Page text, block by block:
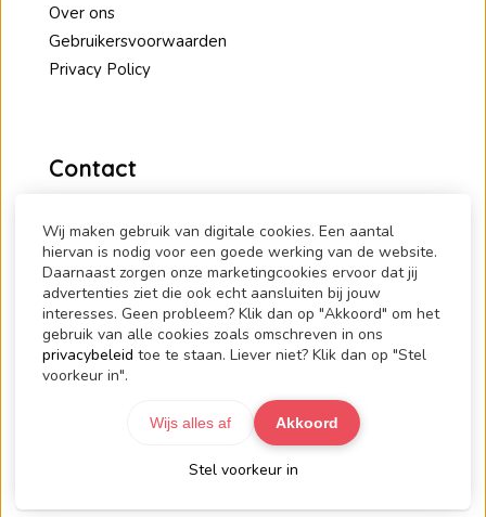
Over ons
Gebruikersvoorwaarden
Privacy Policy
Contact
De Pas 90
6836 HM Arnhem
+31 6 519 910 57 (alleen SMS)
info@1-2-communicate.nl
Wij maken gebruik van digitale cookies. Een aantal
hiervan is nodig voor een goede werking van de website.
Daarnaast zorgen onze marketingcookies ervoor dat jij
advertenties ziet die ook echt aansluiten bij jouw
interesses. Geen probleem? Klik dan op "Akkoord" om het
gebruik van alle cookies zoals omschreven in ons
privacybeleid toe te staan. Liever niet? Klik dan op "Stel
voorkeur in".
Stel voorkeur in
Wijs alles af Akkoord